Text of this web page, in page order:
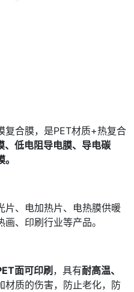
复合膜，是PET材质+热复合
、低电阻导电膜、导电碳
片、电加热片、电热膜供暖
、印刷行业等产品。
面可印刷 ，具有耐高温、
材质的伤害，防止老化，防